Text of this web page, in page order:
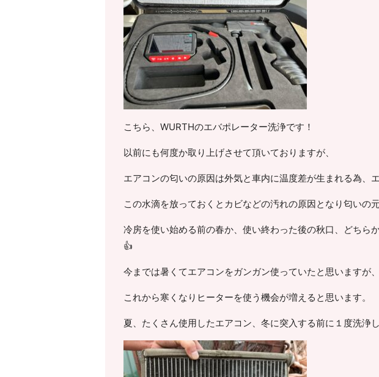
こちら、WURTHのエバポレーター洗浄です！
以前にも何度か取り上げさせて頂いておりますが、
エアコンの匂いの原因は外気と車内に温度差が生まれる為、
この水滴を放っておくとカビなどの汚れの原因となり匂いの元
冷房を使い始める前の春か、使い終わった後の秋口、どちら
👍
今までは暑くてエアコンをガンガン使っていたと思いますが、
これから寒くなりヒーターを使う機会が増えると思います。
夏、たくさん使用したエアコン、冬に突入する前に１度洗浄